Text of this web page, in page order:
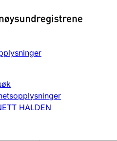
slette
HALDEN